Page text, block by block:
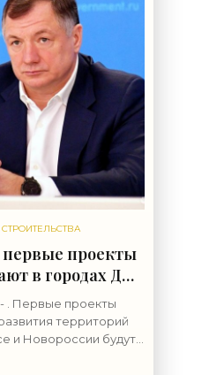
проекты
в городах ДНР
. Первые проекты
территорий
и Новороссии будут